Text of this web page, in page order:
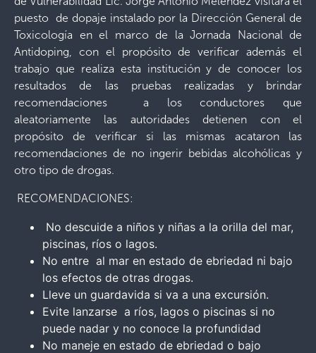
puesto de dopaje instalado por la Dirección General de
Toxicología en el marco de la Jornada Nacional de
Antidoping, con el propósito de verificar además el
trabajo que realiza esta institución y de conocer los
resultados de las pruebas realizadas y brindar
recomendaciones a los conductores que
aleatoriamente las autoridades detienen con el
propósito de verificar si las mismas acataron las
recomendaciones de no ingerir bebidas alcohólicas y
otro tipo de drogas.
RECOMENDACIONES:
No descuide a niños y niñas a la orilla del mar,
piscinas, ríos o lagos.
No entre al mar en estado de ebriedad ni bajo
los efectos de otras drogas.
Lleve un guardavida si va a una excursión.
Evite lanzarse a ríos, lagos o piscinas si no
puede nadar y no conoce la profundidad
No maneje en estado de ebriedad o bajo